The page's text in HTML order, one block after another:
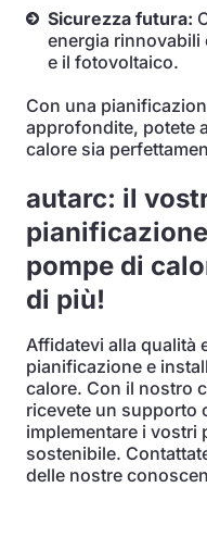
Sicurezza futura:
energia rinnovabili
e il fotovoltaico.
Con una
approfondite, potete
calore sia
autarc: il
pompe di
di più!
Affidatevi alla qualità
pianificazione e
calore. Con il nostro
ricevete un supporto
implementare i vostri
sostenibile.
delle nostre